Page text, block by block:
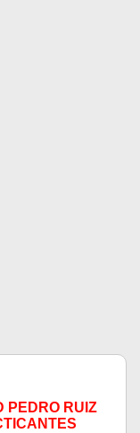
PEDRO RUIZ